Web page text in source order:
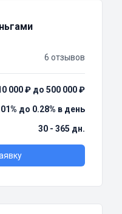
6 отзывов
000 ₽ до 500 000 ₽
до 0.28% в день
30 - 365 дн.